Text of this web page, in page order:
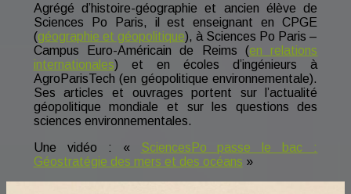
Agrégé d’histoire-géographie et ancien élève de
Sciences Po Paris, il est enseignant en CPGE
(géographie et géopolitique), à Sciences Po Paris –
Campus Euro-Américain de Reims (en relations
internationales) et en écoles d’ingénieurs à
AgroParisTech (en géopolitique environnementale).
Ses articles et ouvrages portent sur l’actualité
géopolitique mondiale et sur les questions des
sciences environnementales.
Une vidéo : « SciencesPo passe le bac :
Géostratégie des mers et des océans »